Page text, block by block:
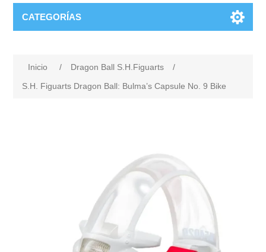
CATEGORÍAS
Inicio / Dragon Ball S.H.Figuarts
/
S.H. Figuarts Dragon Ball: Bulma’s Capsule No. 9 Bike